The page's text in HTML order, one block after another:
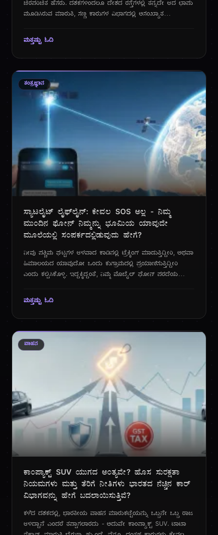
ಚಿರಪರಿಚಿತ ಹೆಸರು. ದಶಕಗಳಿಂದಲೂ ದೇಶದ ರಸ್ತೆಗಳಲ್ಲಿ ತನ್ನದೇ ಆದ ಛಾಪು
ಮೂಡಿಸಿರುವ ಮಾರುತಿ, ಸಣ್ಣ ಕಾರುಗಳ ವಿಭಾಗದಲ್ಲಿ ಅಸಂಖ್ಯಾತ
ಇದುವರೆಗೂ ಮಾರುತಿ ಸುಜುಕಿ ಒಂದು ಪ್ರಮುಖ ಹೆಜ್ಜೆಯನ್ನು ಇಟ್ಟಿರಲಿಲ್ಲ.
ಈಗ, ಆ ಸಮಯ ಬಂದಿದೆ. 2025 ರ ಸೆಪ್ಟೆಂಬರ್ ತಿಂಗಳಲ್ಲಿ, ಮಾರುತಿ
ಸುಜುಕಿ ತನ್ನ ಮೊದಲ ಮುಖ್ಯವಾಹಿನಿಯ ಎಲೆಕ್ಟ್ರಿಕ್ SUV ಯನ್ನು, ಮಾರುತಿ
ಸುಜುಕಿ ಇ-ವಿಟಾರಾ (Maruti Suzuki e-Vitara) ಅನ್ನು ಬಿಡು𝐠ಡೆ
ಮಾಡಲು ಸಜ್ಜಾಗಿದೆ. ಇದು ಮಾರುತಿಯ ಇತಿಹಾಸದಲ್ಲಿ ಒಂದು ಹೊಸ
ಅಧ್ಯಾಯವನ್ನು ತೆರೆಯಲಿದೆ ಮತ್ತು ಭಾರತದ EV ಮಾರುಕಟ್ಟೆಯಲ್ಲಿ ಹೊಸ
ಅಲೆಗಳನ್ನು ಸೃಷ್ಟಿಸಲಿದೆ. ಈ ಬ್ಲಾಗ್ ಪೋಸ್ಟ್‌ನಲ್ಲಿ, ನಾವು ಮಾರುತಿ ಸುಜುಕಿಯ
ಅಧಿಕೃತ NEXA ವೆಬ್‌ಸೈಟ್‌ನಲ್ಲಿ ಲಭ್ಯವಿರುವ ಮಾಹಿತಿಯ ಆಧಾರದ ಮೇಲೆ,
ಈ ಹೊಸ ಎಲೆಕ್ಟ್ರಿಕ್ SUV ಯನ್ನು ಆಳವಾಗಿ ವಿಶ್ಲೇಷಿಸೋಣ.
ಮತ್ತಷ್ಟು ಓದಿ
ತಂತ್ರಜ್ಞಾನ
ಸ್ಯಾಟಲೈಟ್ ಲೈಫ್‌ಲೈನ್: ಕೇವಲ SOS ಅಲ್ಲ - ನಿಮ್ಮ
ಮುಂದಿನ ಫೋನ್ ನಿಮ್ಮನ್ನು ಭೂಮಿಯ ಯಾವುದೇ
ಮೂಲೆಯಲ್ಲಿ ಸಂಪರ್ಕದಲ್ಲಿಡುವುದು ಹೇಗೆ?
ನೀವು ಪಶ್ಚಿಮ ಘಟ್ಟಗಳ ಆಳವಾದ ಕಾಡಿನಲ್ಲಿ ಟ್ರೆಕ್ಕಿಂಗ್ ಮಾಡುತ್ತಿದ್ದೀರಿ, ಅಥವಾ
ಹಿಮಾಲಯದ ಯಾವುದೋ ಒಂದು ಕುಗ್ರಾಮದಲ್ಲಿ ಪ್ರಯಾಣಿಸುತ್ತಿದ್ದೀರಿ
ಎಂದು ಕಲ್ಪಿಸಿಕೊಳ್ಳಿ. ಇದ್ದಕ್ಕಿದ್ದಂತೆ, ನಿಮ್ಮ ಮೊಬೈಲ್ ಫೋನ್ ಪರದೆಯ
"ತುರ್ತು ಕರೆಗಳು ಮಾತ್ರ". ಈ ಒಂದು ಸಣ್ಣ ವಾಕ್ಯವು ನಮ್ಮನ್ನು ಹೊರಗಿನ
ಪ್ರಪಂಚದಿಂದ ಸಂಪೂರ್ಣವಾಗಿ ಕಡಿತಗೊಳಿಸಿ, ಒಂದು ರೀತಿಯ
ಅಸಹಾಯಕತೆಯನ್ನು ಸೃಷ್ಟಿಸುತ್ತದೆ. ದಶಕಗಳಿಂದ, ಮೊಬೈಲ್ ಟವರ್‌ಗಳ
ವ್ಯಾಪ್ತಿಯೇ ನಮ್ಮ ಸಂಪರ್ಕದ ಗಡಿಯಾಗಿತ್ತು. ಆದರೆ, 2025 ರ ಈ ಹೊತ್ತಿಗೆ,
ಆ ಗಡಿಗಳು ಅಳಿಸಿಹೋಗುವ ಒಂದು ದೊಡ್ಡ ತಾಂತ್ರಿಕ ಕ್ರಾಂತಿಯ ಹೊಸ್ತಿಲಲ್ಲಿ
ನಾವಿದ್ದೇವೆ.
ಮತ್ತಷ್ಟು ಓದಿ
ವಾಹನ
ಕಾಂಪ್ಯಾಕ್ಟ್ SUV ಯುಗದ ಅಂತ್ಯವೇ? ಹೊಸ ಸುರಕ್ಷತಾ
ನಿಯಮಗಳು ಮತ್ತು ತೆರಿಗೆ ನೀತಿಗಳು ಭಾರತದ ನೆಚ್ಚಿನ ಕಾರ್
ವಿಭಾಗವನ್ನು ಹೇಗೆ ಬದಲಾಯಿಸುತ್ತಿವೆ?
ಕಳೆದ ದಶಕದಲ್ಲಿ, ಭಾರತೀಯ ವಾಹನ ಮಾರುಕಟ್ಟೆಯನ್ನು ಒಬ್ಬನೇ ಒಬ್ಬ ರಾಜ
ಆಳಿದ್ದಾನೆ ಎಂದರೆ ತಪ್ಪಾಗಲಾರದು - ಅದುವೇ ಕಾಂಪ್ಯಾಕ್ಟ್ SUV. ಟಾಟಾ